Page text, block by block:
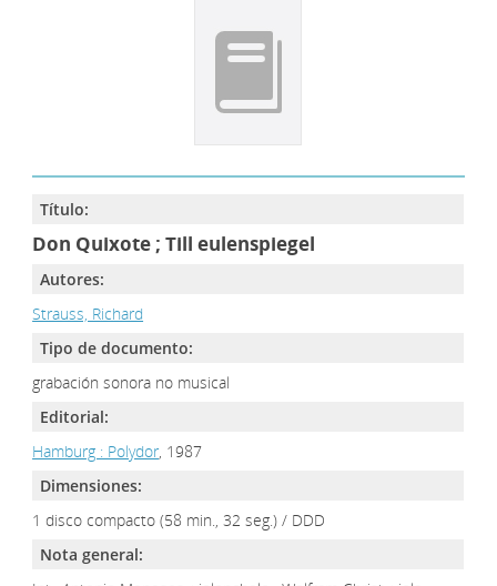
Título:
Don Quixote ; Till eulenspiegel
Autores:
Strauss, Richard
Tipo de documento:
grabación sonora no musical
Editorial:
Hamburg : Polydor, 1987
Dimensiones:
1 disco compacto (58 min., 32 seg.) / DDD
Nota general: